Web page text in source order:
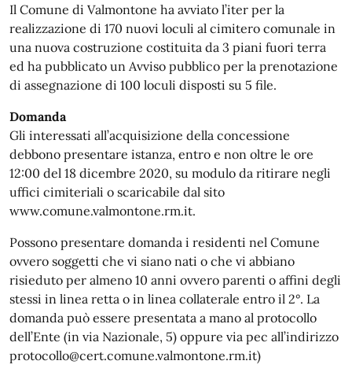
Il Comune di Valmontone ha avviato l’iter per la
realizzazione di 170 nuovi loculi al cimitero comunale in
una nuova costruzione costituita da 3 piani fuori terra
ed ha pubblicato un Avviso pubblico per la prenotazione
di assegnazione di 100 loculi disposti su 5 file.
Domanda
Gli interessati all’acquisizione della concessione
debbono presentare istanza, entro e non oltre le ore
12:00 del 18 dicembre 2020, su modulo da ritirare negli
uffici cimiteriali o scaricabile dal sito
www.comune.valmontone.rm.it.
Possono presentare domanda i residenti nel Comune
ovvero soggetti che vi siano nati o che vi abbiano
risieduto per almeno 10 anni ovvero parenti o affini degli
stessi in linea retta o in linea collaterale entro il 2°. La
domanda può essere presentata a mano al protocollo
dell’Ente (in via Nazionale, 5) oppure via pec all’indirizzo
protocollo@cert.comune.valmontone.rm.it)